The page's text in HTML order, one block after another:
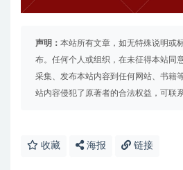
声明： 本站所有文章，如无特殊说明或
布。任何个人或组织，在未征得本站同
采集、发布本站内容到任何网站、书籍
站内容侵犯了原著者的合法权益，可联
收藏 海报 链接